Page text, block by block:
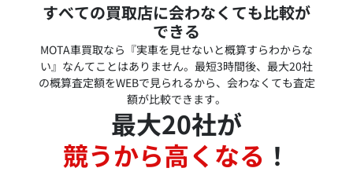
すべての買取店に会わなくても比較が
できる
MOTA車買取なら『実車を見せないと概算すらわからな
い』なんてことはありません。最短3時間後、最大20社
の概算査定額をWEBで見られるから、会わなくても査定
額が比較できます。
最大20社が
競うから高くなる ！